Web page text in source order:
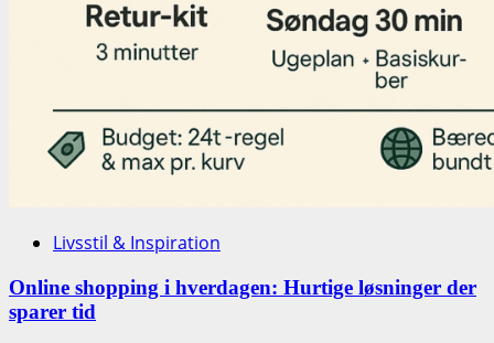
Livsstil & Inspiration
Online shopping i hverdagen: Hurtige løsninger der
sparer tid